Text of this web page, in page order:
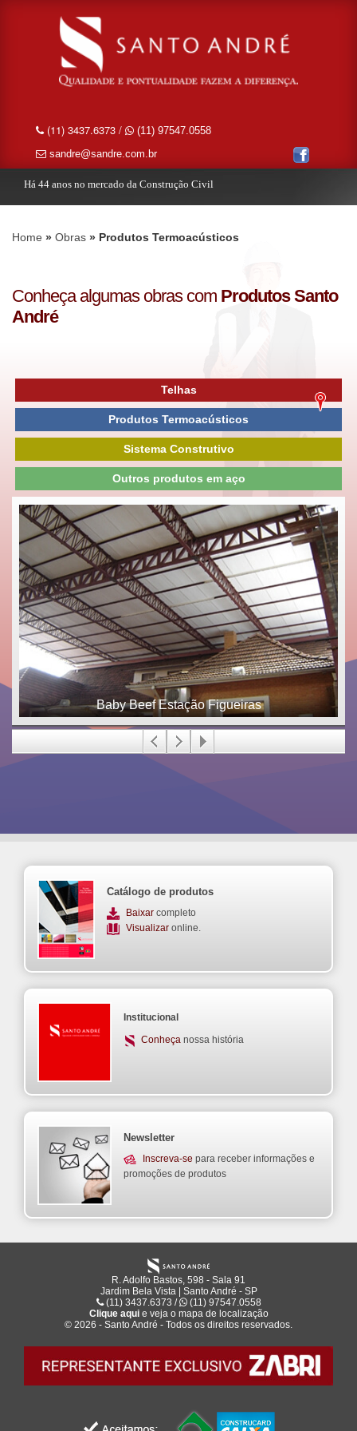
(11) 3437.6373 /
(11) 97547.0558
sandre@sandre.com.br
Há 44 anos no mercado da Construção Civil
Home Obras Produtos Termoacústicos
Conheça algumas obras com Produtos Santo
André
Telhas
Produtos Termoacústicos
Sistema Construtivo
Outros produtos em aço
Baby Beef Estação Figueiras
Telha Plana Pintada
Telha Plana Pintada na face externa com pintura eletrostática a
pó, excelente capacidade e conforto térmico.
05
Catálogo de produtos
Baixarcompleto
Visualizaronline.
Institucional
Conheça nossa história
Newsletter
Inscreva-se para receber informações e
promoções de produtos
R. Adolfo Bastos, 598 - Sala 91
Jardim Bela Vista | Santo André - SP
(11) 3437.6373 /
(11) 97547.0558
Clique aquie veja o mapa de localização
© 2026 - Santo André - Todos os direitos reservados.